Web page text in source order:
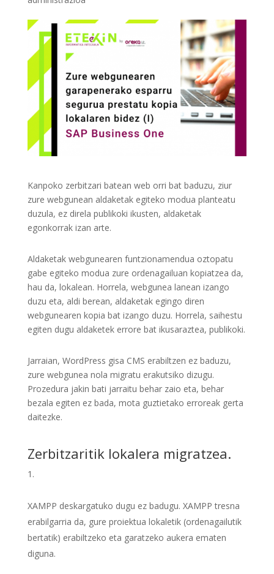
Kanpoko zerbitzari batean web orri bat baduzu, ziur
zure webgunean aldaketak egiteko modua planteatu
duzula, ez direla publikoki ikusten, aldaketak
egonkorrak izan arte.
Aldaketak webgunearen funtzionamendua oztopatu
gabe egiteko modua zure ordenagailuan kopiatzea da,
hau da, lokalean. Horrela, webgunea lanean izango
duzu eta, aldi berean, aldaketak egingo diren
webgunearen kopia bat izango duzu. Horrela, saihestu
egiten dugu aldaketek errore bat ikusaraztea, publikoki.
Jarraian, WordPress gisa CMS erabiltzen ez baduzu,
zure webgunea nola migratu erakutsiko dizugu.
Prozedura jakin bati jarraitu behar zaio eta, behar
bezala egiten ez bada, mota guztietako erroreak gerta
daitezke.
Zerbitzaritik lokalera migratzea.
XAMPP deskargatuko dugu ez badugu. XAMPP tresna
erabilgarria da, gure proiektua lokaletik (ordenagailutik
bertatik) erabiltzeko eta garatzeko aukera ematen
diguna.